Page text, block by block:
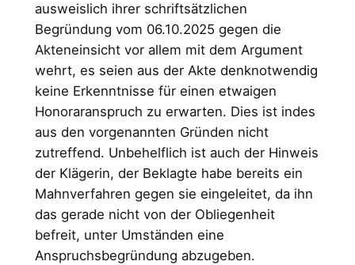
ausweislich ihrer schriftsätzlichen
Begründung vom 06.10.2025 gegen die
Akteneinsicht vor allem mit dem Argument
wehrt, es seien aus der Akte denknotwendig
keine Erkenntnisse für einen etwaigen
Honoraranspruch zu erwarten. Dies ist indes
aus den vorgenannten Gründen nicht
zutreffend. Unbehelflich ist auch der Hinweis
der Klägerin, der Beklagte habe bereits ein
Mahnverfahren gegen sie eingeleitet, da ihn
das gerade nicht von der Obliegenheit
befreit, unter Umständen eine
Anspruchsbegründung abzugeben.